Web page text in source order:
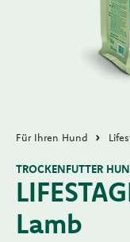
Für Ihren Hund
Lamb
TROCKENFUTTER